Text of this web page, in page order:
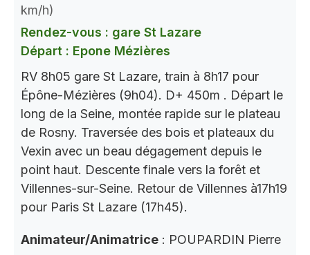
km/h)
Rendez-vous : gare St Lazare
Départ : Epone Mézières
RV 8h05 gare St Lazare, train à 8h17 pour
Épône-Mézières (9h04). D+ 450m . Départ le
long de la Seine, montée rapide sur le plateau
de Rosny. Traversée des bois et plateaux du
Vexin avec un beau dégagement depuis le
point haut. Descente finale vers la forêt et
Villennes-sur-Seine. Retour de Villennes à17h19
pour Paris St Lazare (17h45).
Animateur/Animatrice : POUPARDIN Pierre